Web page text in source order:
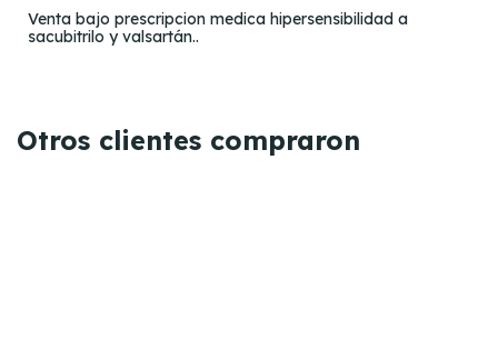
Venta bajo prescripcion medica hipersensibilidad a
sacubitrilo y valsartán..
Otros clientes compraron